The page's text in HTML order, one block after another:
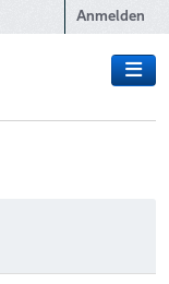
Anmelden